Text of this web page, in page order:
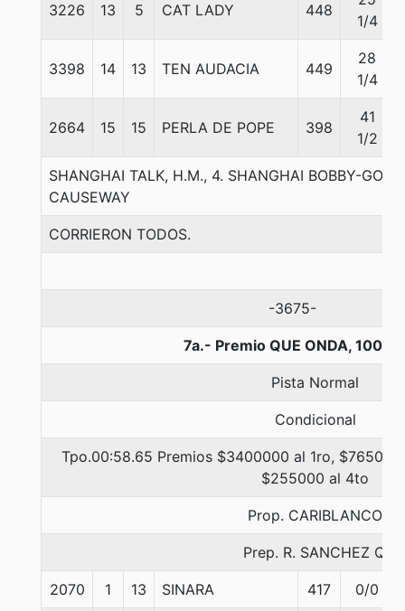
3226 13 5 CAT LADY 448
1/4
3398 14 13 TEN AUDACIA 449
28
1/4
2664 15 15 PERLA DE POPE 398
41
1/2
SHANGHAI TALK, H.M., 4. SHANGHAI BOBBY-
CAUSEWAY
CORRIERON TODOS.
-3675-
7a.- Premio QUE ONDA, 1000
Pista Normal
Condicional
Tpo.00:58.65 Premios $3400000 al 1ro,
$255000 al 4to
Prop. CARIBLANCO
Prep. R. SANCHEZ Q.
2070 1 13 SINARA 417 0/0